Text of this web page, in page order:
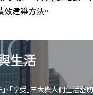
建築方法。
生活
」、「享受」三大與人們生活